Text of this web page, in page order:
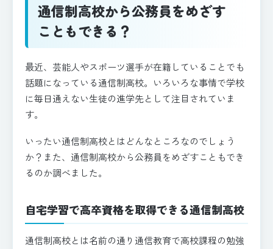
通信制高校から公務員をめざす
こともできる？
最近、芸能人やスポーツ選手が在籍していることでも
話題になっている通信制高校。いろいろな事情で学校
に毎日通えない生徒の進学先として注目されていま
す。
いったい通信制高校とはどんなところなのでしょう
か？また、通信制高校から公務員をめざすこともでき
るのか調べました。
自宅学習で高卒資格を取得できる通信制高校
通信制高校とは名前の通り通信教育で高校課程の勉強